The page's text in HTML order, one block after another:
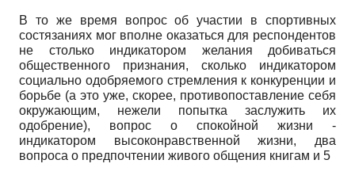
В то же время вопрос об участии в спортивных
состязаниях мог вполне оказаться для респондентов
не столько индикатором желания добиваться
общественного признания, сколько индикатором
социально одобряемого стремления к конкуренции и
борьбе (а это уже, скорее, противопоставление себя
окружающим, нежели попытка заслужить их
одобрение), вопрос о спокойной жизни -
индикатором высоконравственной жизни, два
вопроса о предпочтении живого общения книгам и 5